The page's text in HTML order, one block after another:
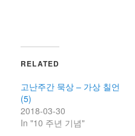
RELATED
고난주간 묵상 – 가상 칠언
(5)
2018-03-30
In "10 주년 기념"